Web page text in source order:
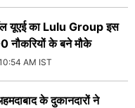
यूएई का Lulu Group इस
नौकरियों के बने मौके
AM IST
के दुकानदारों ने